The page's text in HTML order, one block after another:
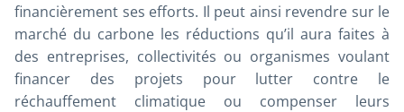
financièrement ses efforts. Il peut ainsi revendre sur le
marché du carbone les réductions qu’il aura faites à
des entreprises, collectivités ou organismes voulant
financer des projets pour lutter contre le
réchauffement climatique ou compenser leurs